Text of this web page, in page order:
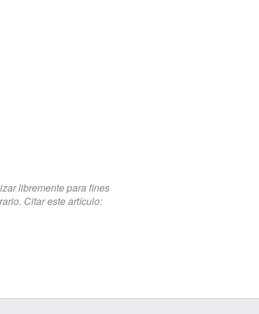
libremente para fines
Citar este artículo: